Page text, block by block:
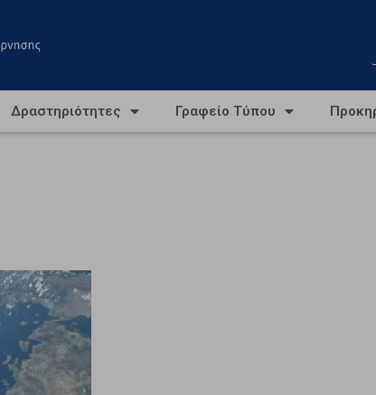
Δραστηριότητες Γραφείο Τύπου